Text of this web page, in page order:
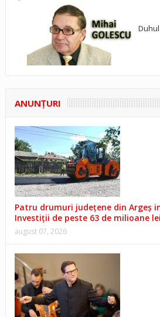
ANUNŢURI
Patru drumuri județene din Argeș
Investiții de peste 63 de milioane lei
august 07, 2026